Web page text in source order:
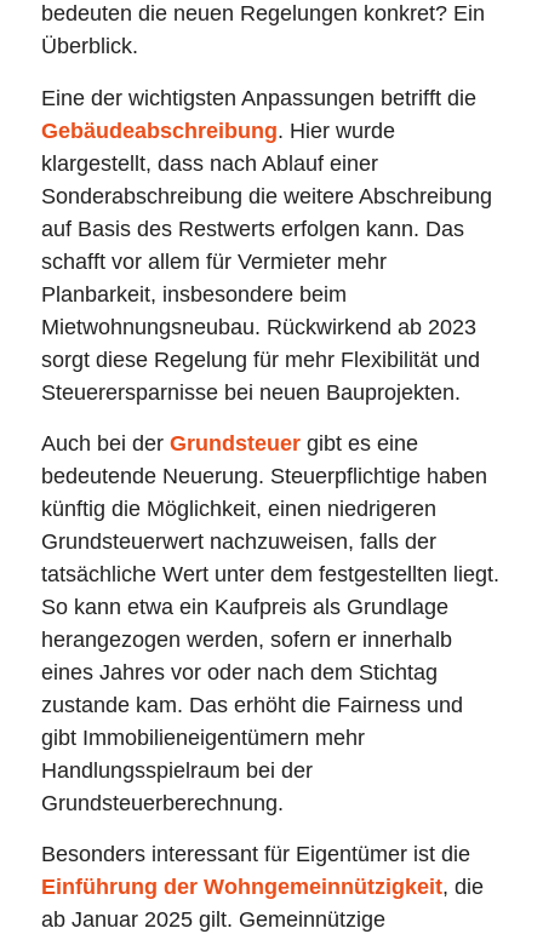
bedeuten die neuen Regelungen konkret? Ein
Überblick.
Eine der wichtigsten Anpassungen betrifft die
Gebäudeabschreibung. Hier wurde
klargestellt, dass nach Ablauf einer
Sonderabschreibung die weitere Abschreibung
auf Basis des Restwerts erfolgen kann. Das
schafft vor allem für Vermieter mehr
Planbarkeit, insbesondere beim
Mietwohnungsneubau. Rückwirkend ab 2023
sorgt diese Regelung für mehr Flexibilität und
Steuerersparnisse bei neuen Bauprojekten.
Auch bei der Grundsteuergibt es eine
bedeutende Neuerung. Steuerpflichtige haben
künftig die Möglichkeit, einen niedrigeren
Grundsteuerwert nachzuweisen, falls der
tatsächliche Wert unter dem festgestellten liegt.
So kann etwa ein Kaufpreis als Grundlage
herangezogen werden, sofern er innerhalb
eines Jahres vor oder nach dem Stichtag
zustande kam. Das erhöht die Fairness und
gibt Immobilieneigentümern mehr
Handlungsspielraum bei der
Grundsteuerberechnung.
Besonders interessant für Eigentümer ist die
Einführung der Wohngemeinnützigkeit, die
ab Januar 2025 gilt. Gemeinnützige